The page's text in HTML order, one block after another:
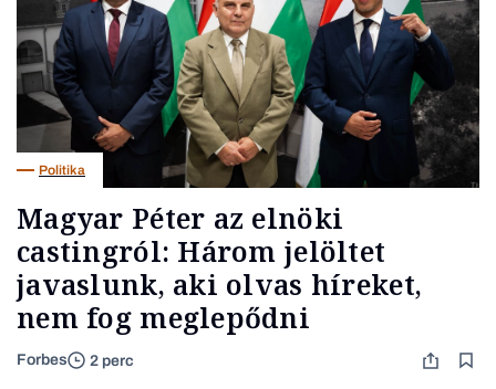
Politika
Magyar Péter az elnöki
castingról: Három jelöltet
javaslunk, aki olvas híreket,
nem fog meglepődni
Forbes 2 perc